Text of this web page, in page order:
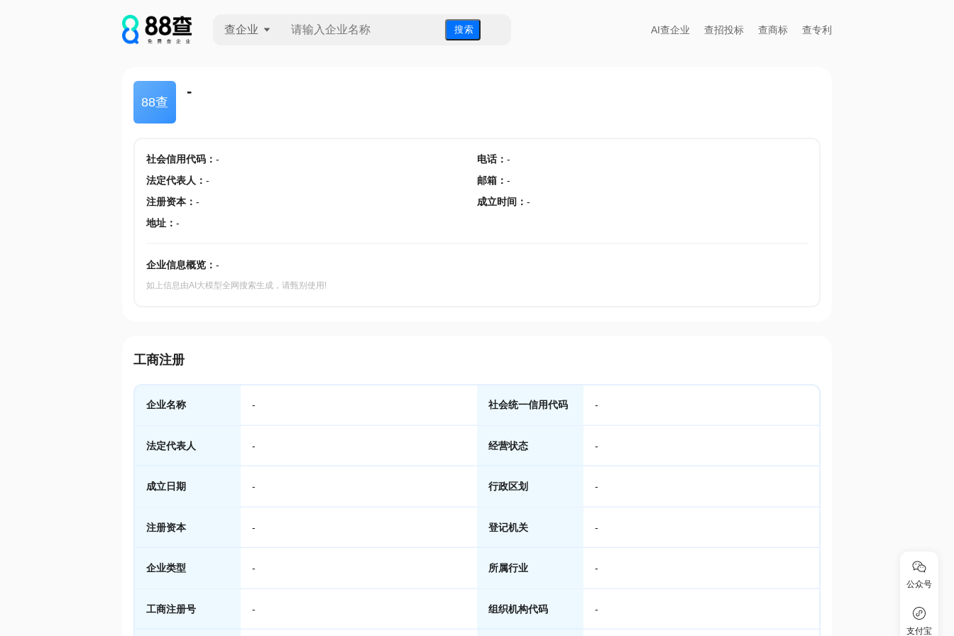
查企业 搜 索 AI查企业 查招投标 查商标 查专利
88查
-
社会信用代码： - 电话： -
法定代表人 ： - 邮箱 ： -
注册资本： - 成立时间 ： -
地址： -
企业信息概览： -
如上信息由AI大模型全网搜索生成，请甄别使用!
工商注册
企业名称 - 社会统一信用代码 -
法定代表人 - 经营状态 -
成立日期 - 行政区划 -
注册资本 - 登记机关 -
企业类型 - 所属行业 -
工商注册号 - 组织机构代码 -
公众号
支付宝